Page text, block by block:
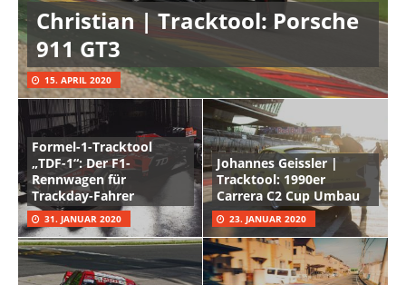
Christian | Tracktool: Porsche
911 GT3
15. APRIL 2020
Formel-1-Tracktool
„TDF-1“: Der F1-
Rennwagen für
Trackday-Fahrer
31. JANUAR 2020
Johannes Geissler |
Tracktool: 1990er
Carrera C2 Cup Umbau
23. JANUAR 2020